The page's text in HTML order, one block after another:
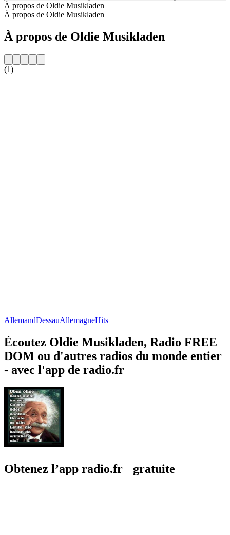
À propos de Oldie Musikladen
À propos de Oldie Musikladen
À propos de Oldie Musikladen
(1)
AllemandDessauAllemagneHits
Écoutez Oldie Musikladen, Radio FREE
DOM ou d'autres radios du monde entier
- avec l'app de radio.fr
Obtenez l’app radio.fr gratuite